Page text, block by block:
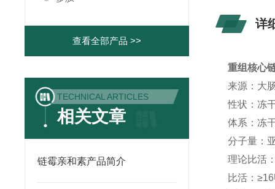
查看全部产品 >>
TECHNICAL ARTICLES
相关文章
链霉亲和素产品简介
详
重组核心
来源：大
性状：冻
体系：冻
分子量：
理论比活
比活：